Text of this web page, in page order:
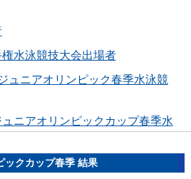
水泳競技大会出場者
ュニアオリンピック春季水泳競
ニアオリンピックカップ春季水
場者
ックカップ春季 結果